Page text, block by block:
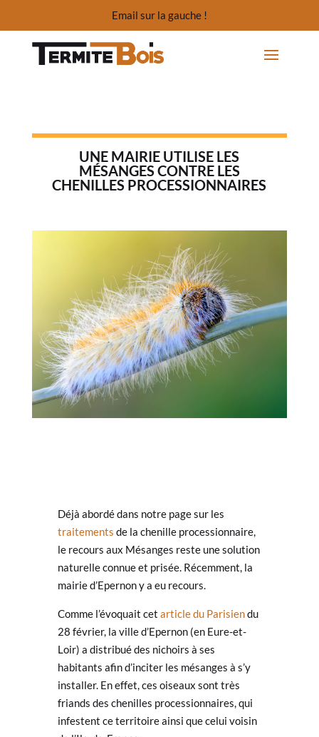
Email sur la gauche !
UNE MAIRIE UTILISE LES
MÉSANGES CONTRE LES
CHENILLES PROCESSIONNAIRES
Déjà abordé dans notre page sur les
traitements de la chenille processionnaire,
le recours aux Mésanges reste une solution
naturelle connue et prisée. Récemment, la
mairie d’Epernon y a eu recours.
Comme l’évoquait cet article du Parisiendu
28 février, la ville d’Epernon (en Eure-et-
Loir) a distribué des nichoirs à ses
habitants afin d’inciter les mésanges à s’y
installer. En effet, ces oiseaux sont très
friands des chenilles processionnaires, qui
infestent ce territoire ainsi que celui voisin